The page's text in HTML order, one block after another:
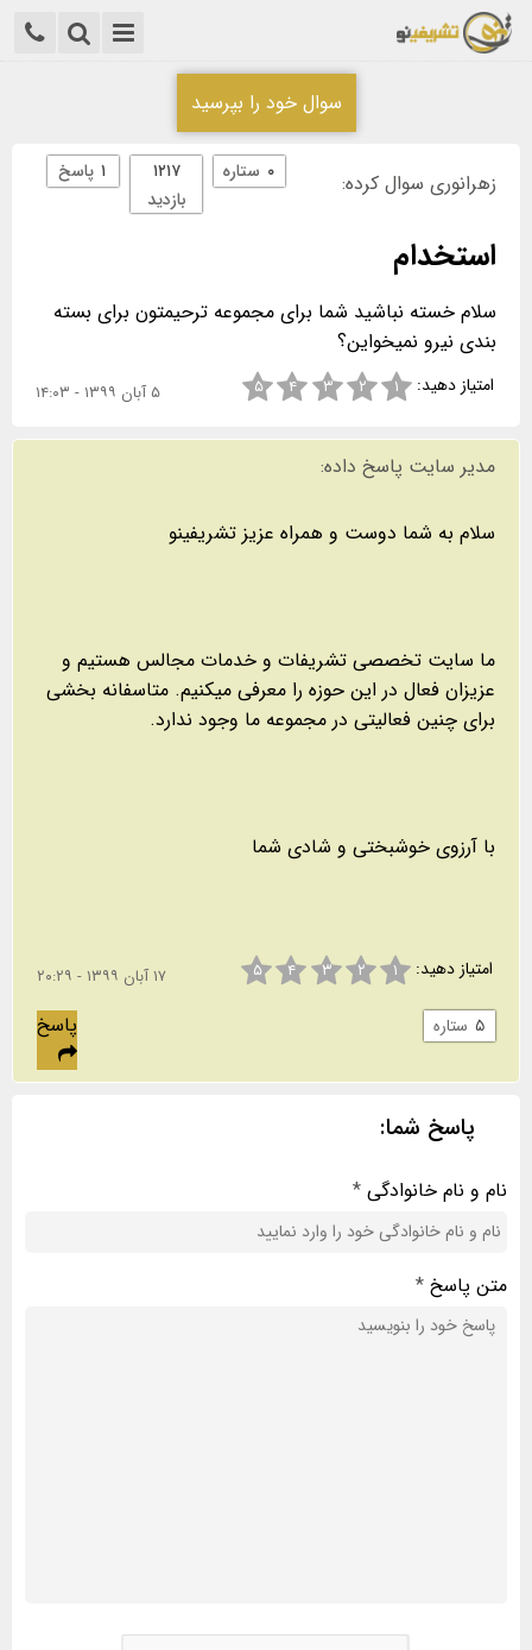
سوال خود را بپرسید
زهرانوری سوال کرده: ۱ پاسخ
۱۲۱۷
بازدید
۰ ستاره
استخدام
سلام خسته نباشید شما برای مجموعه ترحیمتون برای بسته
بندی نیرو نمیخواین؟
امتیاز دهید: ۱ ۲ ۳ ۴ ۵ ۵ آبان ۱۳۹۹ - ۱۴:۰۳
مدیر سایت پاسخ داده:
سلام به شما دوست و همراه عزیز تشریفینو
ما سایت تخصصی تشریفات و خدمات مجالس هستیم و
عزیزان فعال در این حوزه را معرفی میکنیم. متاسفانه بخشی
برای چنین فعالیتی در مجموعه ما وجود ندارد.
با آرزوی خوشبختی و شادی شما
امتیاز دهید: ۱ ۲ ۳ ۴ ۵ ۱۷ آبان ۱۳۹۹ - ۲۰:۲۹
۵ ستاره پاسخ
پاسخ شما:
نام و نام خانوادگی *
متن پاسخ *